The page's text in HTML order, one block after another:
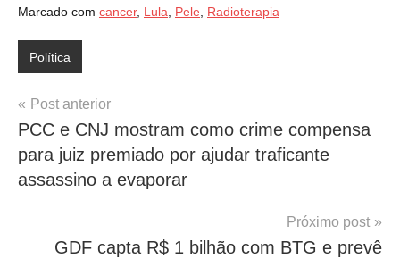
Marcado com cancer, Lula, Pele, Radioterapia
Política
Navegação
de
Post
Post anterior
PCC e CNJ mostram como crime compensa
para juiz premiado por ajudar traficante
assassino a evaporar
Próximo post
GDF capta R$ 1 bilhão com BTG e prevê